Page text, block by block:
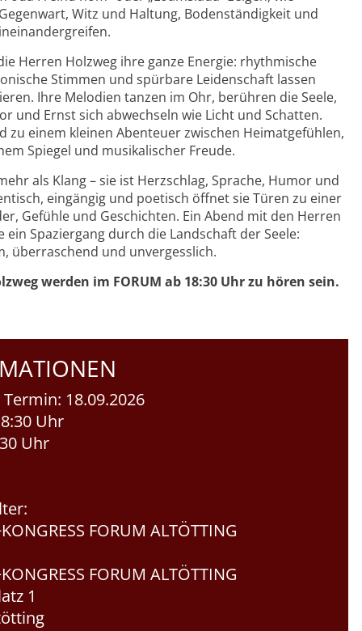
Witz und Haltung, Bodenständigkeit und
Herren Holzweg ihre ganze Energie: rhythmische
Stimmen und spürbare Leidenschaft lassen
Ihre Melodien tanzen im Ohr, berühren die Seele,
und Ernst sich abwechseln wie Licht und Schatten.
zu einem kleinen Abenteuer zwischen Heimatgefühlen,
Spiegel und musikalischer Freude.
als Klang – sie ist Herzschlag, Sprache, Humor und
eingängig und poetisch öffnet sie Türen zu einer
Gefühle und Geschichten. Ein Abend mit den Herren
ein Spaziergang durch die Landschaft der Seele:
überraschend und unvergesslich.
werden im FORUM ab 18:30 Uhr zu hören sein.
18.09.2026
Uhr
Uhr
FORUM ALTÖTTING
FORUM ALTÖTTING
1